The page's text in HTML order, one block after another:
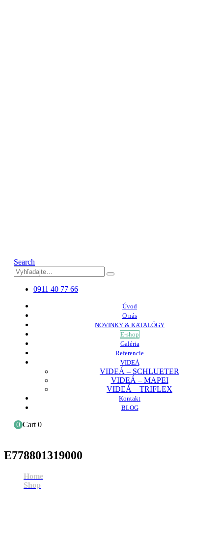
Search
0911 40 77 66
Úvod
O nás
NOVINKY & KATALÓGY
E-shop
Galéria
Referencie
VIDEÁ
VIDEÁ – SCHLUETER
VIDEÁ – MAPEI
VIDEÁ – TRIFLEX
Kontakt
BLOG
0 Cart 0
E778801319000
Home
Shop